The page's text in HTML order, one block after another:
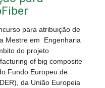
para atribuição de
Mestre em Engenharia
do projeto
of big composite
Fundo Europeu de
da União Europeia